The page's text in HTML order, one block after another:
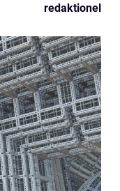
redaktionel